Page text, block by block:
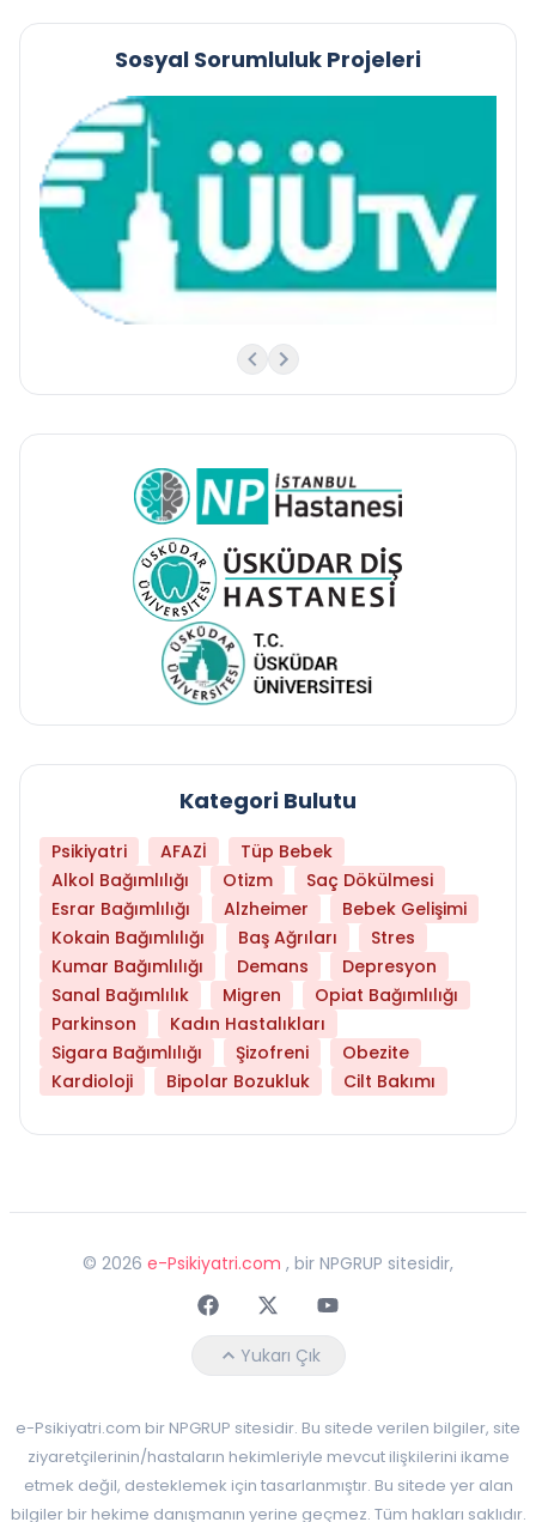
Sosyal Sorumluluk Projeleri
Kategori Bulutu
Psikiyatri AFAZİ
Tüp Bebek
Alkol Bağımlılığı
Otizm
Saç Dökülmesi
Esrar Bağımlılığı
Alzheimer
Bebek Gelişimi
Kokain Bağımlılığı
Baş Ağrıları
Stres
Kumar Bağımlılığı
Demans
Depresyon
Sanal Bağımlılık
Migren
Opiat Bağımlılığı
Parkinson
Kadın Hastalıkları
Sigara Bağımlılığı
Şizofreni
Obezite
Kardioloji
Bipolar Bozukluk Cilt Bakımı
© 2026 e-Psikiyatri.com , bir NPGRUP sitesidir,
FaceebokTwitterYoutube
Yukarı Çık
e-Psikiyatri.com bir NPGRUP sitesidir. Bu sitede verilen bilgiler, site
ziyaretçilerinin/hastaların hekimleriyle mevcut ilişkilerini ikame
etmek değil, desteklemek için tasarlanmıştır. Bu sitede yer alan
bilgiler bir hekime danışmanın yerine geçmez. Tüm hakları saklıdır.